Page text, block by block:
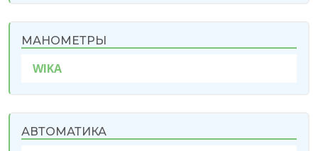
МАНОМЕТРЫ
WIKA
АВТОМАТИКА